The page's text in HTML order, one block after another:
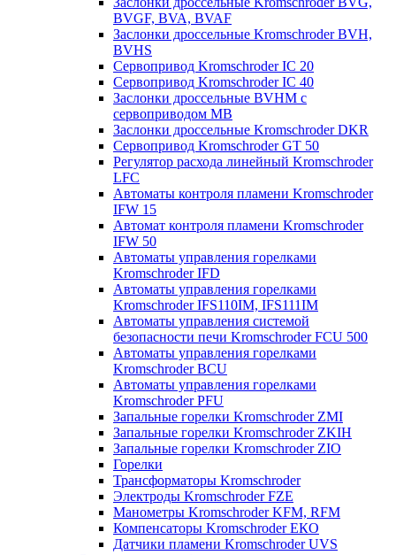
BVGF, BVA, BVAF
Заслонки дроссельные Kromschroder BVH,
BVHS
Сервопривод Kromschroder IC 20
Сервопривод Kromschroder IC 40
Заслонки дроссельные BVHM с
сервоприводом МВ
Заслонки дроссельные Kromschroder DKR
Cервопривод Kromschroder GT 50
Регулятор расхода линейный Kromschroder
LFC
Автоматы контроля пламени Kromschroder
IFW 15
Автомат контроля пламени Kromschroder
IFW 50
Автоматы управления горелками
Kromschroder IFD
Автоматы управления горелками
Kromschroder IFS110IM, IFS111IM
Автоматы управления системой
безопасности печи Kromschroder FCU 500
Автоматы управления горелками
Kromschroder BCU
Автоматы управления горелками
Kromschroder PFU
Запальные горелки Kromschroder ZМI
Запальные горелки Kromschroder ZKIH
Запальные горелки Kromschroder ZIO
Горелки
Трансформаторы Kromschroder
Электроды Kromschroder FZE
Манометры Kromschroder KFM, RFM
Компенсаторы Kromschroder ЕКО
Датчики пламени Kromschroder UVS